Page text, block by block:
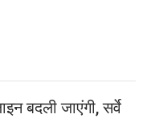
बदली जाएंगी, सर्वे